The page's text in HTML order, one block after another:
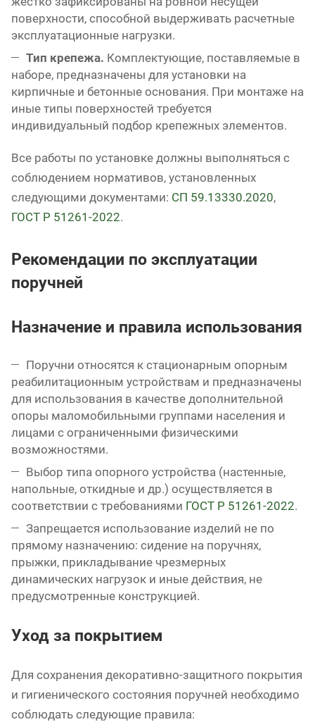
поверхности, способной выдерживать расчетные
эксплуатационные нагрузки.
Тип крепежа. Комплектующие, поставляемые в
наборе, предназначены для установки на
кирпичные и бетонные основания. При монтаже на
иные типы поверхностей требуется
индивидуальный подбор крепежных элементов.
Все работы по установке должны выполняться с
соблюдением нормативов, установленных
следующими документами: СП 59.13330.2020,
ГОСТ Р 51261-2022.
Рекомендации по эксплуатации
поручней
Назначение и правила использования
Поручни относятся к стационарным опорным
реабилитационным устройствам и предназначены
для использования в качестве дополнительной
опоры маломобильными группами населения и
лицами с ограниченными физическими
возможностями.
Выбор типа опорного устройства (настенные,
напольные, откидные и др.) осуществляется в
соответствии с требованиями ГОСТ Р 51261-2022.
Запрещается использование изделий не по
прямому назначению: сидение на поручнях,
прыжки, прикладывание чрезмерных
динамических нагрузок и иные действия, не
предусмотренные конструкцией.
Уход за покрытием
Для сохранения декоративно-защитного покрытия
и гигиенического состояния поручней необходимо
соблюдать следующие правила: